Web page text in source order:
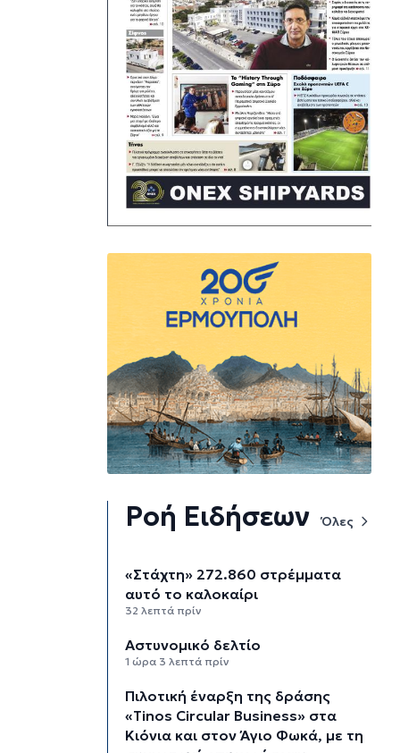
Ροή Ειδήσεων Όλες
«Στάχτη» 272.860 στρέμματα
αυτό το καλοκαίρι
32 λεπτά πρίν
Αστυνομικό δελτίο
1 ώρα 3 λεπτά πρίν
Πιλοτική έναρξη της δράσης
«Tinos Circular Business» στα
Κιόνια και στον Άγιο Φωκά, με τη